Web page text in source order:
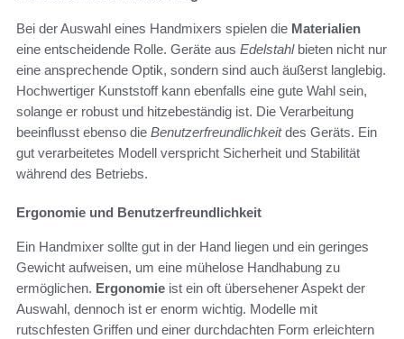
Bei der Auswahl eines Handmixers spielen die Materialien
eine entscheidende Rolle. Geräte aus Edelstahlbieten nicht nur
eine ansprechende Optik, sondern sind auch äußerst langlebig.
Hochwertiger Kunststoff kann ebenfalls eine gute Wahl sein,
solange er robust und hitzebeständig ist. Die Verarbeitung
beeinflusst ebenso die Benutzerfreundlichkeitdes Geräts. Ein
gut verarbeitetes Modell verspricht Sicherheit und Stabilität
während des Betriebs.
Ergonomie und Benutzerfreundlichkeit
Ein Handmixer sollte gut in der Hand liegen und ein geringes
Gewicht aufweisen, um eine mühelose Handhabung zu
ermöglichen. Ergonomie ist ein oft übersehener Aspekt der
Auswahl, dennoch ist er enorm wichtig. Modelle mit
rutschfesten Griffen und einer durchdachten Form erleichtern